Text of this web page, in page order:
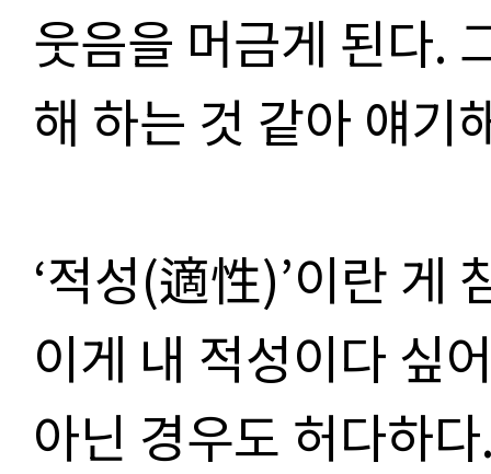
웃음을 머금게 된다.
해 하는 것 같아 얘기
‘적성(適性)’이란 게
이게 내 적성이다 싶
아닌 경우도 허다하